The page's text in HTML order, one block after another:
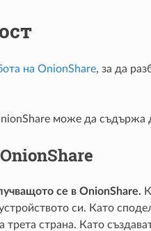
на OnionShare, за да
може да съдържа
се в OnionShare.
си. Като
страна. Като